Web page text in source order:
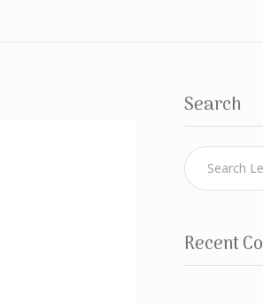
Search
Recent